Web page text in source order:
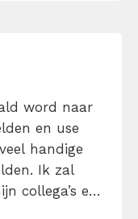
word naar
en use
handige
Ik zal
collega’s en